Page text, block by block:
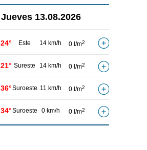
Jueves 13.08.2026
24° Este 14 km/h 0 l/m2
21° Sureste 14 km/h 0 l/m2
36°Suroeste 11 km/h 0 l/m2
34°Suroeste 0 km/h 0 l/m2